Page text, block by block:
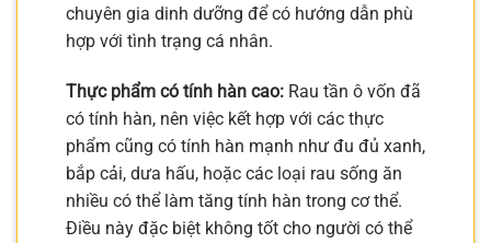
chuyên gia dinh dưỡng để có hướng dẫn phù
hợp với tình trạng cá nhân.
Thực phẩm có tính hàn cao: Rau tần ô vốn đã
có tính hàn, nên việc kết hợp với các thực
phẩm cũng có tính hàn mạnh như đu đủ xanh,
bắp cải, dưa hấu, hoặc các loại rau sống ăn
nhiều có thể làm tăng tính hàn trong cơ thể.
Điều này đặc biệt không tốt cho người có thể